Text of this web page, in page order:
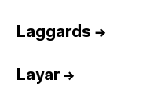
Laggards →
Layar→